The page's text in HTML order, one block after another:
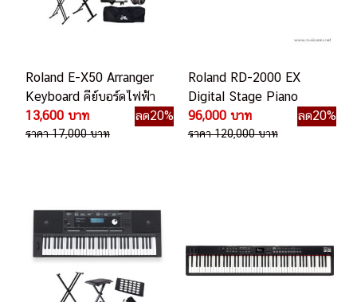
Roland E-X50 Arranger
Keyboard คีย์บอร์ดไฟฟ้า
13,600 บาท
ลด20%
ราคา 17,000 บาท
Roland RD-2000 EX
Digital Stage Piano
96,000 บาท
ลด20%
ราคา 120,000 บาท